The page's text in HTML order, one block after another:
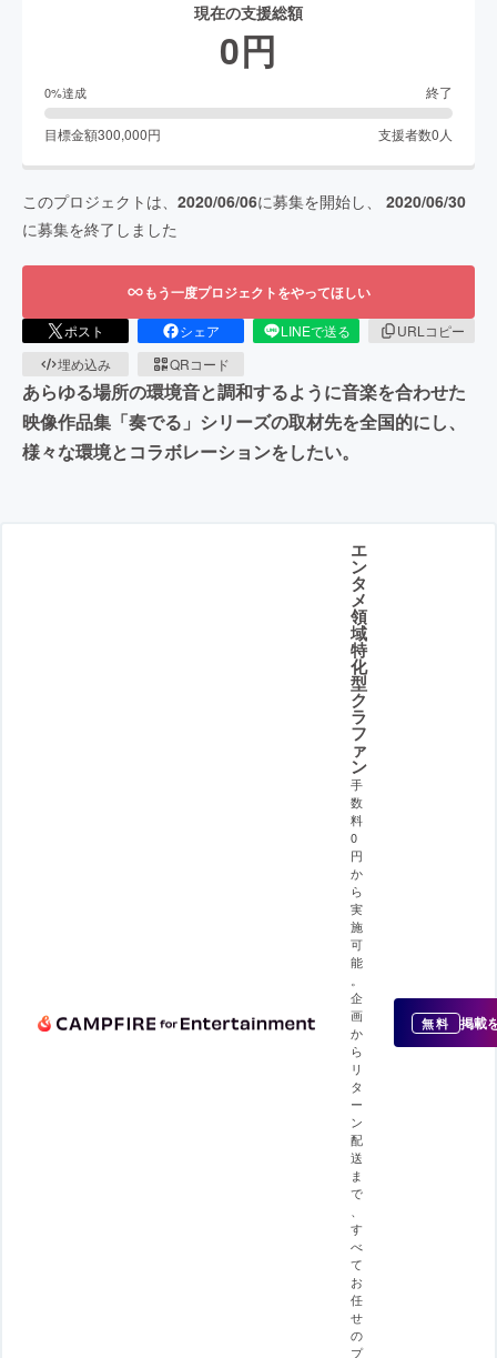
現在の支援総額
0円
0%達成 終了
目標金額300,000円 支援者数0 人
このプロジェクトは、 2020/06/06に募集を開始し、 2020/06/30
に募集を終了しました
もう一度プロジェクトをやってほしい
ポスト シェア LINEで送る
URLコピー
埋め込み
QRコード
あらゆる場所の環境音と調和するように音楽を合わせた
映像作品集「奏でる」シリーズの取材先を全国的にし、
様々な環境とコラボレーションをしたい。
エ
ン
タ
メ
領
域
特
化
型
ク
ラ
フ
ァ
ン
手
数
料
0
円
か
ら
実
施
可
能
。
企
画
か
ら
リ
タ
ー
ン
配
送
ま
で
、
す
べ
て
お
任
せ
の
プ
無料 掲載